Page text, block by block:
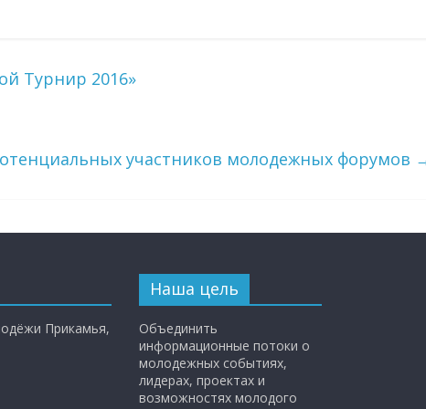
Турнир 2016»
участников молодежных форумов
Прикамья,
Наша цель
Объединить
информационные потоки о
молодежных событиях,
лидерах, проектах и
возможностях молодого